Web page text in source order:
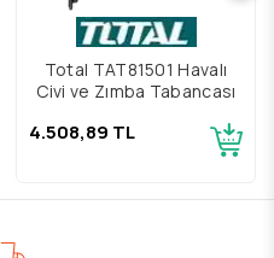
Total TAT81501 Havalı
Çivi ve Zımba Tabancası
4.508,89 TL